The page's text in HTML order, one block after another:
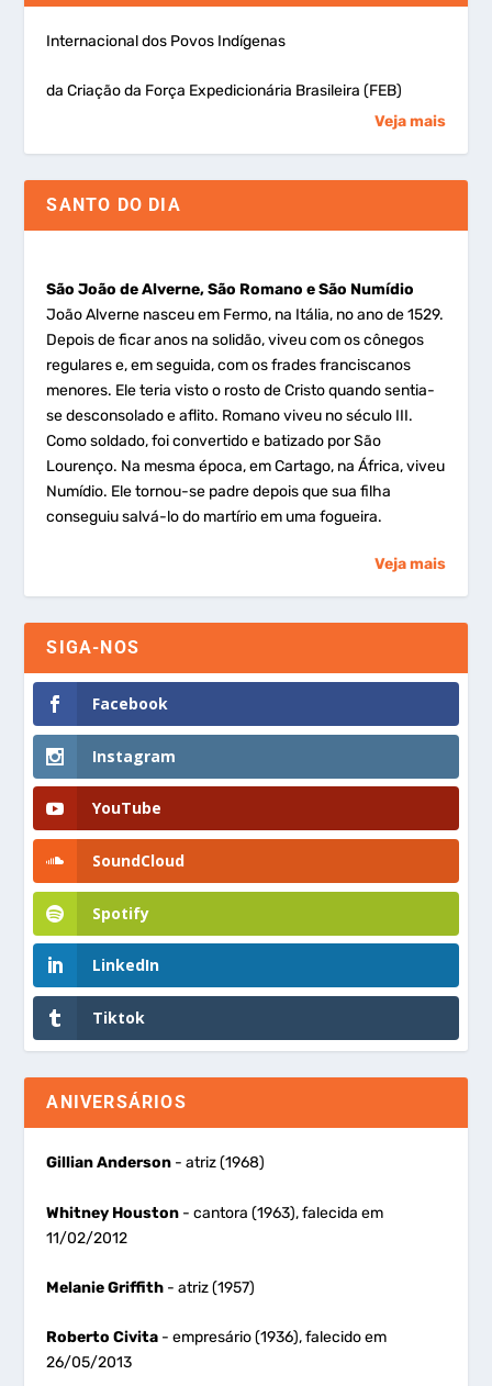
Internacional dos Povos Indígenas
da Criação da Força Expedicionária Brasileira (FEB)
Veja mais
SANTO DO DIA
São João de Alverne, São Romano e São Numídio
João Alverne nasceu em Fermo, na Itália, no ano de 1529.
Depois de ficar anos na solidão, viveu com os cônegos
regulares e, em seguida, com os frades franciscanos
menores. Ele teria visto o rosto de Cristo quando sentia-
se desconsolado e aflito. Romano viveu no século III.
Como soldado, foi convertido e batizado por São
Lourenço. Na mesma época, em Cartago, na África, viveu
Numídio. Ele tornou-se padre depois que sua filha
conseguiu salvá-lo do martírio em uma fogueira.
Veja mais
SIGA-NOS
Facebook
Instagram
YouTube
SoundCloud
Spotify
LinkedIn
Tiktok
ANIVERSÁRIOS
Gillian Anderson - atriz (1968)
Whitney Houston - cantora (1963), falecida em
11/02/2012
Melanie Griffith - atriz (1957)
Roberto Civita - empresário (1936), falecido em
26/05/2013